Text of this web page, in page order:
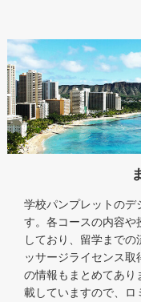
学校パンプレットのデ
す。各コースの内容や
しており、留学まで
ッサージライセンス
の情報もまとめてあり
載していますので、ロ